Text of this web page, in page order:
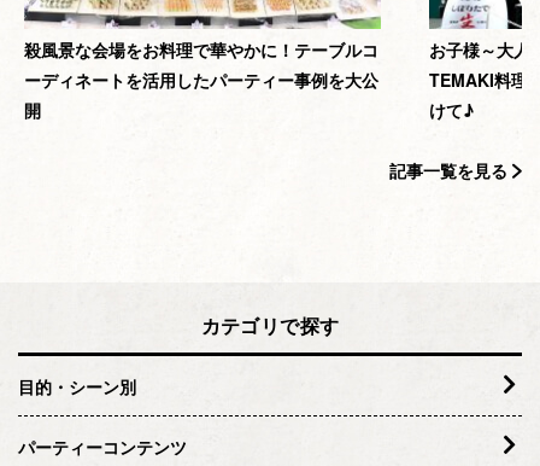
殺風景な会場をお料理で華やかに！テーブルコ
ーディネートを活用したパーティー事例を大公
開
お子様～大人
TEMAKI料理
けて♪
記事一覧を見る
カテゴリで探す
目的・シーン別
パーティーコンテンツ